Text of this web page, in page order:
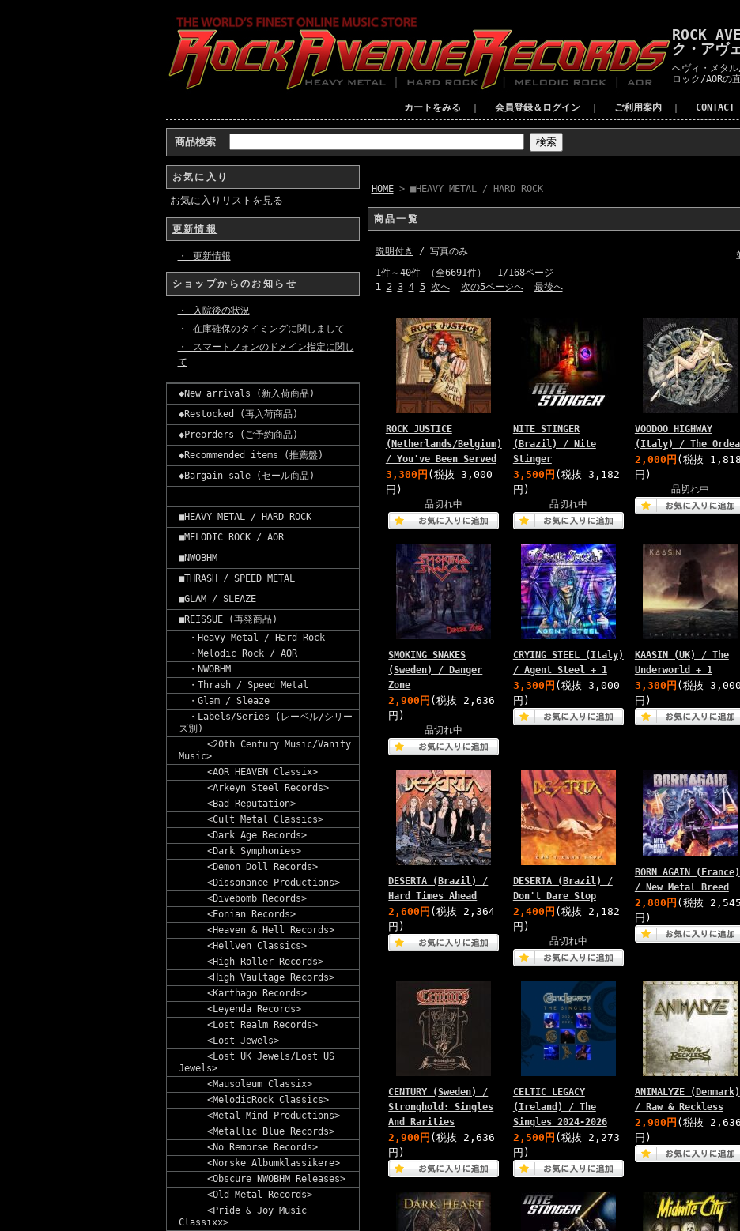
ROCK
ク・アヴ
へヴィ・メタ
ロック/AORの
カートをみる 会員登録＆ログイン ご利用案内
商品検索
お気に入り
お気に入りリストを見る
更新情報
・ 更新情報
ショップからのお知らせ
・ 入院後の状況
・ 在庫確保のタイミングに関しまして
・ スマートフォンのドメイン指定に関し
て
◆New arrivals (新入荷商品)
◆Restocked (再入荷商品)
◆Preorders (ご予約商品)
◆Recommended items (推薦盤)
◆Bargain sale (セール商品)
■HEAVY METAL / HARD ROCK
■MELODIC ROCK / AOR
■NWOBHM
■THRASH / SPEED METAL
■GLAM / SLEAZE
■REISSUE (再発商品)
・Heavy Metal / Hard Rock
・Melodic Rock / AOR
・NWOBHM
・Thrash / Speed Metal
・Glam / Sleaze
・Labels/Series (レーベル/シリー
ズ別)
<20th Century Music/Vanity
Music>
<AOR HEAVEN Classix>
<Arkeyn Steel Records>
<Bad Reputation>
<Cult Metal Classics>
<Dark Age Records>
<Dark Symphonies>
<Demon Doll Records>
<Dissonance Productions>
<Divebomb Records>
<Eonian Records>
<Heaven & Hell Records>
<Hellven Classics>
<High Roller Records>
<High Vaultage Records>
<Karthago Records>
<Leyenda Records>
<Lost Realm Records>
<Lost Jewels>
<Lost UK Jewels/Lost US
Jewels>
<Mausoleum Classix>
<MelodicRock Classics>
<Metal Mind Productions>
<Metallic Blue Records>
<No Remorse Records>
<Norske Albumklassikere>
<Obscure NWOBHM Releases>
<Old Metal Records>
<Pride & Joy Music
Classixx>
HOME> ■HEAVY METAL / HARD ROCK
商品一覧
説明付き
/ 写真のみ
1件～40件 （全6691件） 1/168ページ
1 2 3 4 5 次へ 次の5ページへ 最後へ
ROCK JUSTICE
(Netherlands/Belgium)
/ You've Been Served
3,300円 (税抜 3,000
円)
品切れ中
NITE STINGER
(Brazil) / Nite
Stinger
3,500円 (税抜 3,182
円)
品切れ中
VOODOO HIGHWAY
(Italy) / The
2,000円 (税抜 1,818
円)
品切れ中
SMOKING SNAKES
(Sweden) / Danger
Zone
2,900円 (税抜 2,636
円)
品切れ中
CRYING STEEL (Italy)
/ Agent Steel + 1
3,300円 (税抜 3,000
円)
KAASIN (UK) / The
Underworld + 1
3,300円 (税抜 3,000
円)
DESERTA (Brazil) /
Hard Times Ahead
2,600円 (税抜 2,364
円)
DESERTA (Brazil) /
Don't Dare Stop
2,400円 (税抜 2,182
円)
品切れ中
BORN AGAIN (France)
/ New Metal Breed
2,800円 (税抜 2,545
円)
CENTURY (Sweden) /
Stronghold: Singles
And Rarities
2,900円 (税抜 2,636
円)
CELTIC LEGACY
(Ireland) / The
Singles 2024-2026
2,500円 (税抜 2,273
円)
ANIMALYZE (Denmark)
/ Raw & Reckless
2,900円 (税抜 2,636
円)